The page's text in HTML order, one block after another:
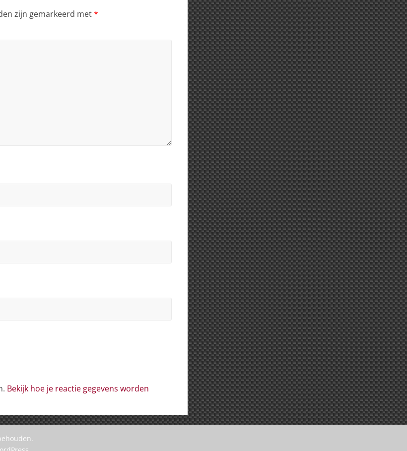
zijn gemarkeerd met*
Bekijk hoe je reactie gegevens worden